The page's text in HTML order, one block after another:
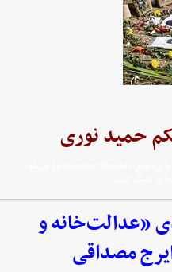
حمید نوری
«عدالت‌خانه و
مصداقی